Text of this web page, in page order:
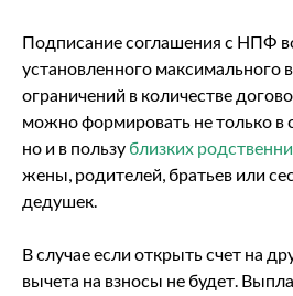
Подписание соглашения с НПФ
установленного максимального
ограничений в количестве
можно формировать не только в
но и в пользу близких
жены, родителей, братьев или
дедушек.
В случае если открыть счет на
вычета на взносы не будет.